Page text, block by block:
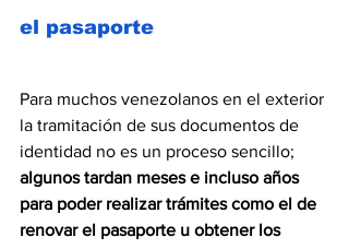
el pasaporte
Para muchos venezolanos en el exterior
la tramitación de sus documentos de
identidad no es un proceso sencillo;
algunos tardan meses e incluso años
para poder realizar trámites como el de
renovar el pasaporte u obtener los